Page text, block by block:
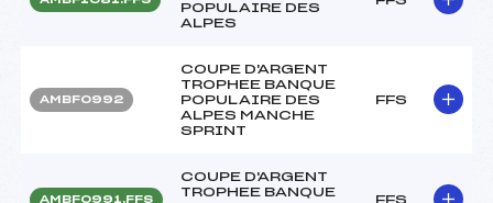
POPULAIRE DES
ALPES
AMBF0992
COUPE D'ARGENT
TROPHEE BANQUE
POPULAIRE DES
ALPES MANCHE
SPRINT
FFS
AMBF0991.FFS
COUPE D'ARGENT
TROPHEE BANQUE
FFS